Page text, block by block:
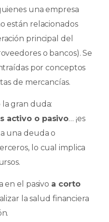
una empresa
están relacionados
principal del
o bancos). Se
por conceptos
de mercancías.
gran duda:
activo o pasivo… ¡es
una deuda o
lo cual implica
en el pasivo a corto
la salud financiera